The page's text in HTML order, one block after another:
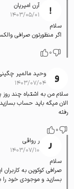
آرن امیریان
۱۴۰۳/۰۵/۰۱
سلام
اگر منظورتون صرافی
0
وحید مالمیر
۱۴۰۳/۰۷/۰۴
سلام من به اشتباه چند
الان میگه باید حساب
رفته
0
ر رواقی
۱۴۰۳/۰۷/۱۰
سلام
صرافی کوکوین به
بسازید و موجودی خود را